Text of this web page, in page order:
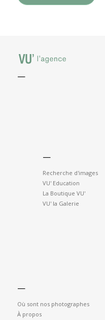
—
—
Recherche d'images
VU' Education
La Boutique VU'
VU' la Galerie
—
Où sont nos photographes
À propos